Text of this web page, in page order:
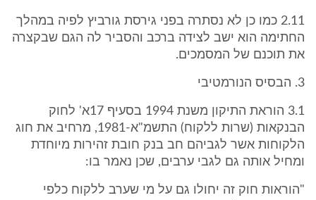
2.11 כמו כן לא נסתרה בפני גירסת גורביץ לפיה במהלך
החתימה הוא ישב לצידה ברכב והסביר לה הגם שבקצרה
את תוכנם של המסמכים.
3. הבסיס הנורמטיבי
3.1 הוראת התיקון משנת 1994 בסעיף 17א' לחוק
הבנקאות (שרות ללקוח) התשמ"א-1981, מרחיב את חוג
הלקוחות אשר לגביהם חב בנק חובת זהירות מיוחדת
ומחיל אותה גם לגבי ערבים, שכן נאמר בו:
"הוראות חוק זה יחולו גם על מי שערב ללקוח כלפי